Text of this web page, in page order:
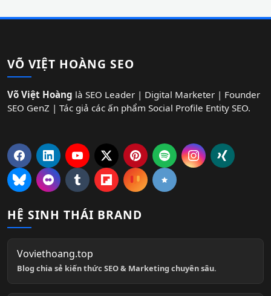
VÕ VIỆT HOÀNG SEO
Võ Việt Hoàng là SEO Leader | Digital Marketer | Founder
SEO GenZ | Tác giả các ấn phẩm Social Profile Entity SEO.
HỆ SINH THÁI BRAND
Voviethoang.top
Blog chia sẻ kiến thức SEO & Marketing chuyên sâu.